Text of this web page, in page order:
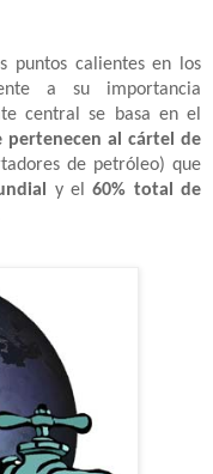
puntos calientes en los
a su importancia
central se basa en el
pertenecen al cártel de
de petróleo) que
y el60% total de